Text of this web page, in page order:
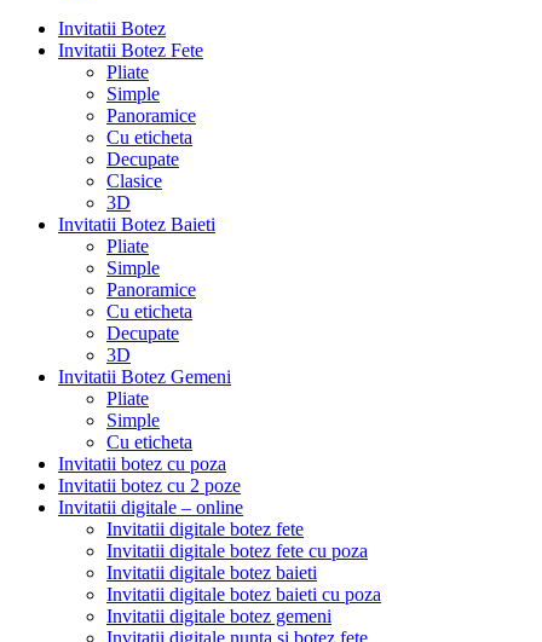
Invitatii Botez
Invitatii Botez Fete
Pliate
Simple
Panoramice
Cu eticheta
Decupate
Clasice
3D
Invitatii Botez Baieti
Pliate
Simple
Panoramice
Cu eticheta
Decupate
3D
Invitatii Botez Gemeni
Pliate
Simple
Cu eticheta
Invitatii botez cu poza
Invitatii botez cu 2 poze
Invitatii digitale – online
Invitatii digitale botez fete
Invitatii digitale botez fete cu poza
Invitatii digitale botez baieti
Invitatii digitale botez baieti cu poza
Invitatii digitale botez gemeni